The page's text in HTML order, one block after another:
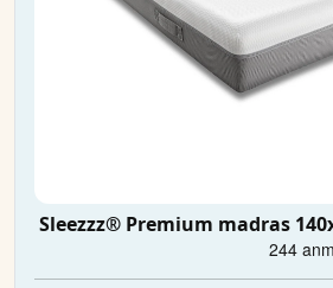
Sleezzz® Premium madras